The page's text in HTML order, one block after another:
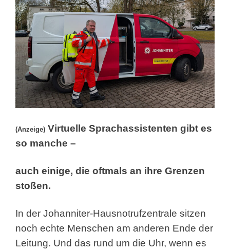
(Anzeige) Virtuelle Sprachassistenten gibt es
so manche –
auch einige, die oftmals an ihre Grenzen
stoßen.
In der Johanniter-Hausnotrufzentrale sitzen
noch echte Menschen am anderen Ende der
Leitung. Und das rund um die Uhr, wenn es